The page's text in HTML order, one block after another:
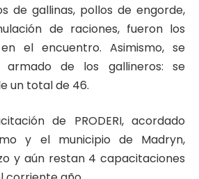
de gallinas, pollos de engorde,
de raciones, fueron los
el encuentro. Asimismo, se
de los gallineros: se
un total de 46.
de PRODERI, acordado
y el municipio de Madryn,
y aún restan 4 capacitaciones